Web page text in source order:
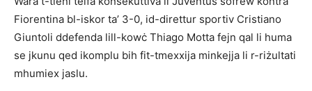
Fiorentina bl-iskor ta’ 3-0, id-direttur sportiv Cristiano
Giuntoli ddefenda lill-kowċ Thiago Motta fejn qal li huma
se jkunu qed ikomplu bih fit-tmexxija minkejja li r-riżultati
mhumiex jaslu.